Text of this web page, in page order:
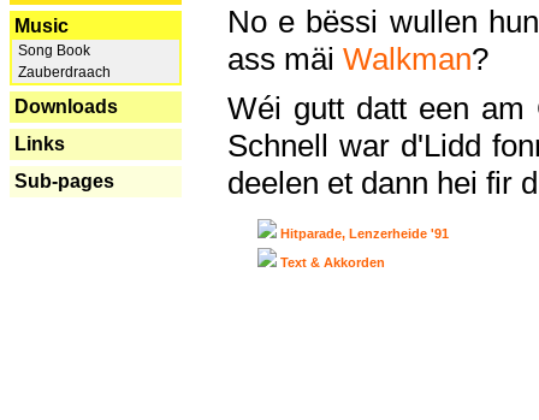
Music
Song Book
Zauberdraach
Downloads
Links
Sub-pages
No e bëssi wullen
ass mäi Walkman?
Wéi gutt datt een am
Schnell war d'Lidd
deelen et dann hei fir
Hitparade, Lenzerheide '91
Text & Akkorden